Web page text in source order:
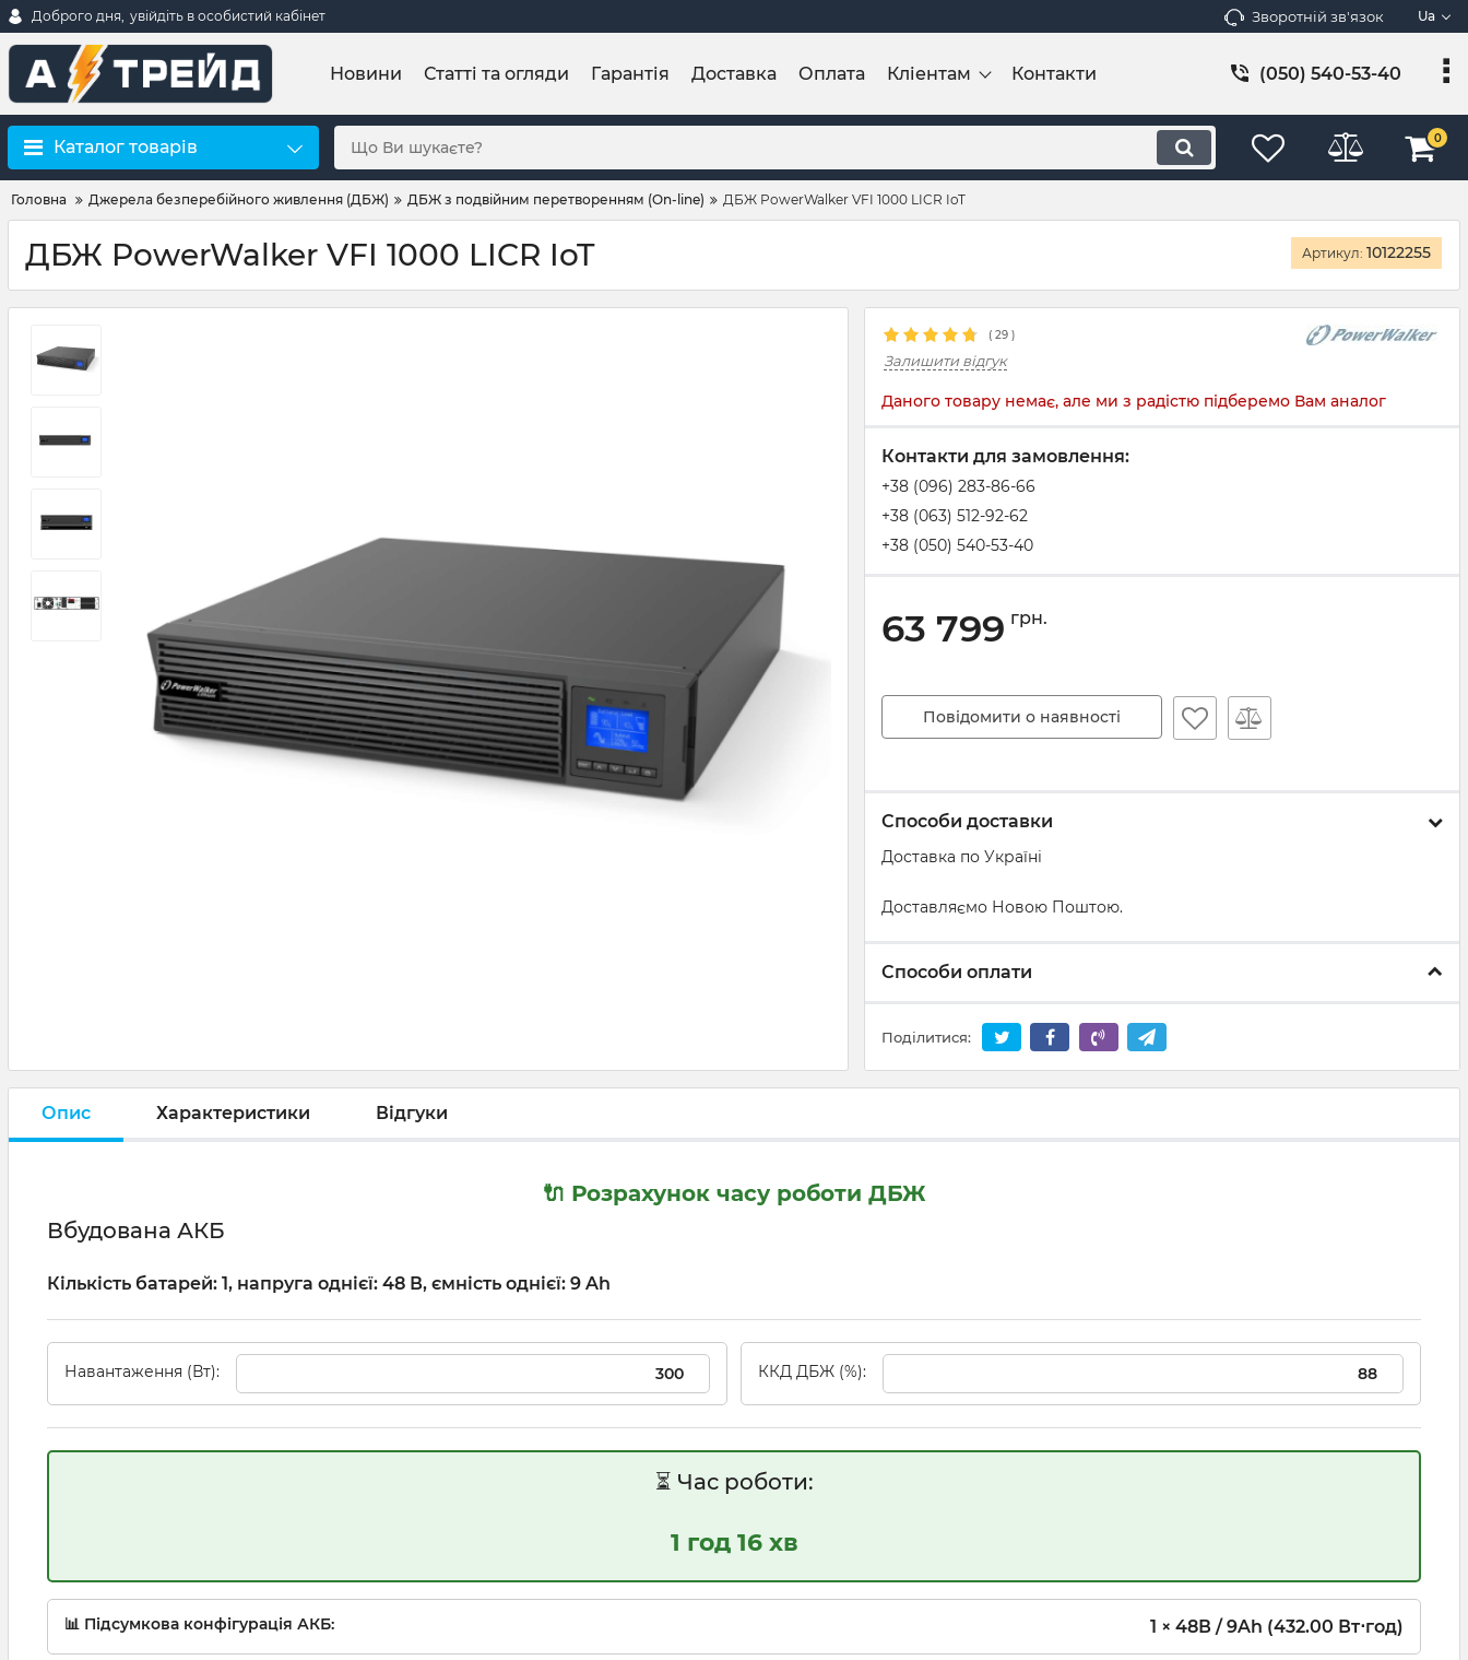
Доброго дня, увійдіть в особистий кабінет Зворотній зв'язок Ua
Новини Статті та огляди Гарантія Доставка Оплата Кліентам Контакти (050) 540-53-40
Каталог товарів 0
Головна Джерела безперебійного живлення (ДБЖ) ДБЖ з подвійним перетворенням (On-line) ДБЖ PowerWalker VFI 1000 LICR IoT
ДБЖ PowerWalker VFI 1000 LICR IoT Артикул: 10122255
( 29 )
Залишити відгук
Даного товару немає, але ми з радістю підберемо Вам аналог
Контакти для замовлення:
+38 (096) 283-86-66
+38 (063) 512-92-62
+38 (050) 540-53-40
63 799 грн.
Повідомити о наявності
Способи доставки
Доставка по Україні
Доставляємо Новою Поштою.
Способи оплати
Поділитися:
Опис Характеристики Відгуки
🔌 Розрахунок часу роботи ДБЖ
Вбудована АКБ
Кількість батарей: 1, напруга однієї: 48 В, ємність однієї: 9 Ah
Навантаження (Вт): ККД ДБЖ (%):
⏳ Час роботи:
1 год 16 хв
📊 Підсумкова конфігурація АКБ: 1 × 48В / 9Ah (432.00 Вт⋅год)